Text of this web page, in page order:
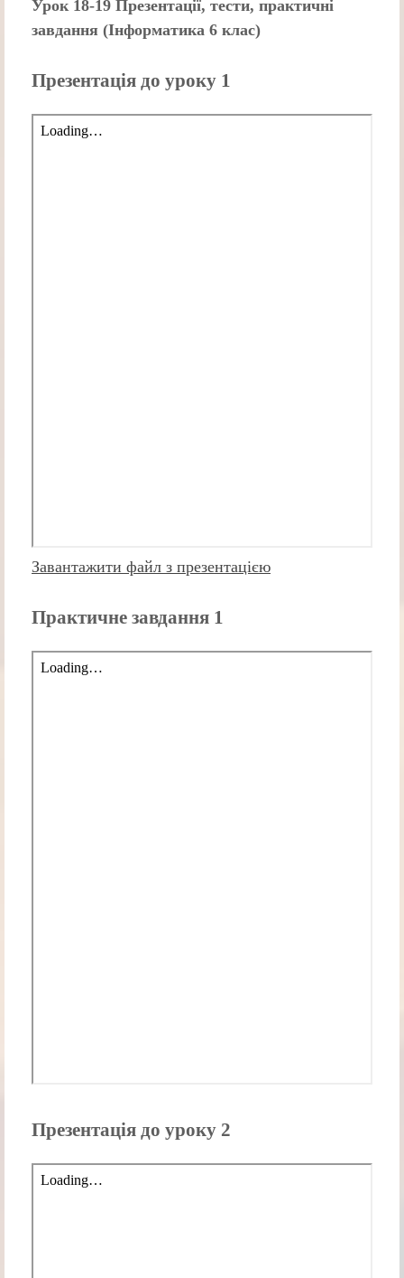
Урок 18-19 Презентації, тести, практичні
завдання (Інформатика 6 клас)
Презентація до уроку 1
Завантажити файл з презентацією
Практичне завдання 1
Презентація до уроку 2